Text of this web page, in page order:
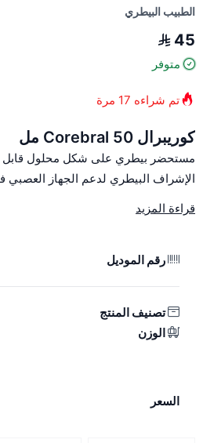
الطبيب البيطري
45
متوفر
تم شراءه 17 مرة
كوريبرال Corebral 50 مل
مستحضر بيطري على شكل محلول قابل
الإشراف البيطري لدعم الجهاز
الشكل: محلول قابل للحقن (وريدي أو
الحجم: 50 مل.
دواعي الاستخدام
دعم الجهاز العصبي في حالات الضعف
يُعطى حقنًا (وريدي أو عضلي) بالجرعة
قراءة المزيد
رقم الموديل
تصنيف المنتج
الوزن
السعر